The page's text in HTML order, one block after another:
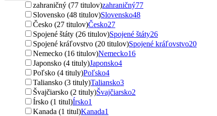
zahraničný (77 titulov)zahraničný77
Slovensko (48 titulov)Slovensko48
Česko (27 titulov)Česko27
Spojené štáty (26 titulov)Spojené štáty26
Spojené kráľovstvo (20 titulov)Spojené kráľovstvo20
Nemecko (16 titulov)Nemecko16
Japonsko (4 tituly)Japonsko4
Poľsko (4 tituly)Poľsko4
Taliansko (3 tituly)Taliansko3
Švajčiarsko (2 tituly)Švajčiarsko2
Írsko (1 titul)Írsko1
Kanada (1 titul)Kanada1